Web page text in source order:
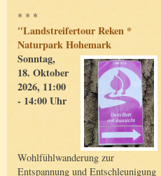
* * *
"Landstreifertour Reken *
Naturpark Hohemark
Sonntag,
18. Oktober
2026, 11:00
- 14:00 Uhr
Wohlfühlwanderung zur
Entspannung und Entschleunigung